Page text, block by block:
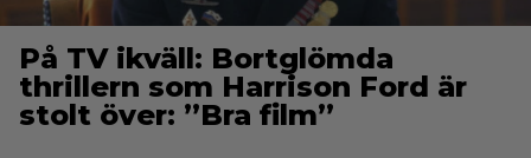
På TV ikväll: Bortglömda
thrillern som Harrison Ford är
stolt över: ”Bra film”